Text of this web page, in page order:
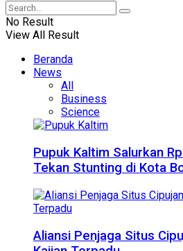
No Result
View All Result
Beranda
News
All
Business
Science
Pupuk Kaltim Salurkan
Tekan Stunting di Kota
Aliansi Penjaga Situs